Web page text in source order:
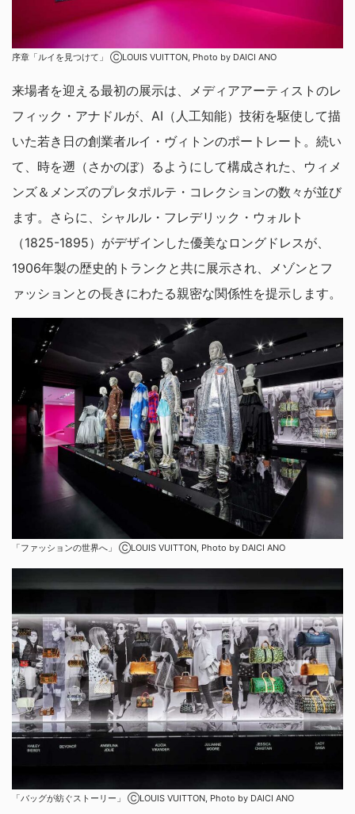
序章「ルイを見つけて」 ⒸLOUIS VUITTON, Photo by DAICI ANO
来場者を迎える最初の展示は、メディアアーティストのレ
フィック・アナドルが、AI（人工知能）技術を駆使して描
いた若き日の創業者ルイ・ヴィトンのポートレート。続い
て、時を遡（さかのぼ）るようにして構成された、ウィメ
ンズ＆メンズのプレタポルテ・コレクションの数々が並び
ます。さらに、シャルル・フレデリック・ウォルト
（1825-1895）がデザインした優美なロングドレスが、
1906年製の歴史的トランクと共に展示され、メゾンとフ
ァッションとの長きにわたる親密な関係性を提示します。
「ファッションの世界へ」 ⒸLOUIS VUITTON, Photo by DAICI ANO
「バッグが紡ぐストーリー」 ⒸLOUIS VUITTON, Photo by DAICI ANO